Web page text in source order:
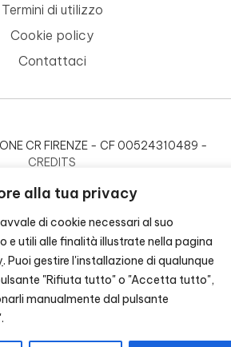
alla tua privacy
di cookie necessari al suo
e utili alle finalità illustrate nella pagina
. Puoi gestire l'installazione di qualunque
"Rifiuta tutto" o "Accetta tutto",
manualmente dal pulsante
Termini di utilizzo
Cookie policy
Contattaci
CR FIRENZE - CF 00524310489 -
CREDITS